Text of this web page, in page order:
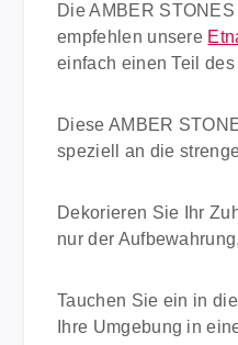
Die AMBER
empfehlen unsere
einfach einen Teil
Diese AMBER
speziell an die
Dekorieren Sie Ihr
nur der
Tauchen Sie ein in
Ihre Umgebung in